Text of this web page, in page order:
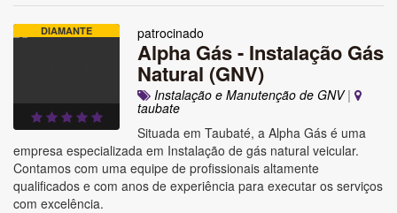
DIAMANTE patrocinado
Alpha Gás - Instalação Gás
Natural (GNV)
Instalação e Manutenção de GNV|
taubate
Situada em Taubaté, a Alpha Gás é uma
empresa especializada em Instalação de gás natural veicular.
Contamos com uma equipe de profissionais altamente
qualificados e com anos de experiência para executar os serviços
com excelência.